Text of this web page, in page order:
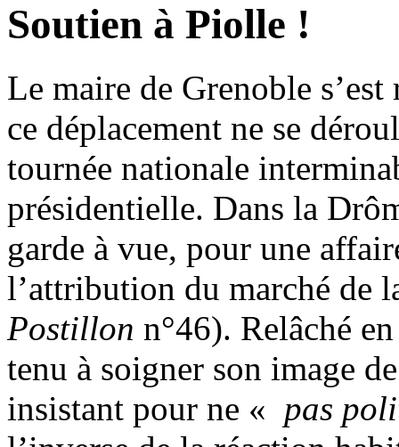
Soutien à Piolle !
Le maire de Grenoble
ce déplacement ne se
tournée nationale
présidentielle. Dans la
garde à vue, pour une
l’attribution du marché de
Postillon n°46). Relâché
tenu à soigner son image
insistant pour ne « pas